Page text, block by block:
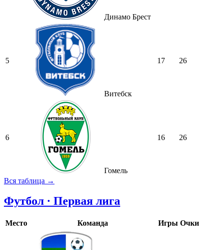
Динамо Брест
5
Витебск
17 26
6
Гомель
16 26
Вся таблица →
Футбол · Первая лига
Место Команда Игры Очки